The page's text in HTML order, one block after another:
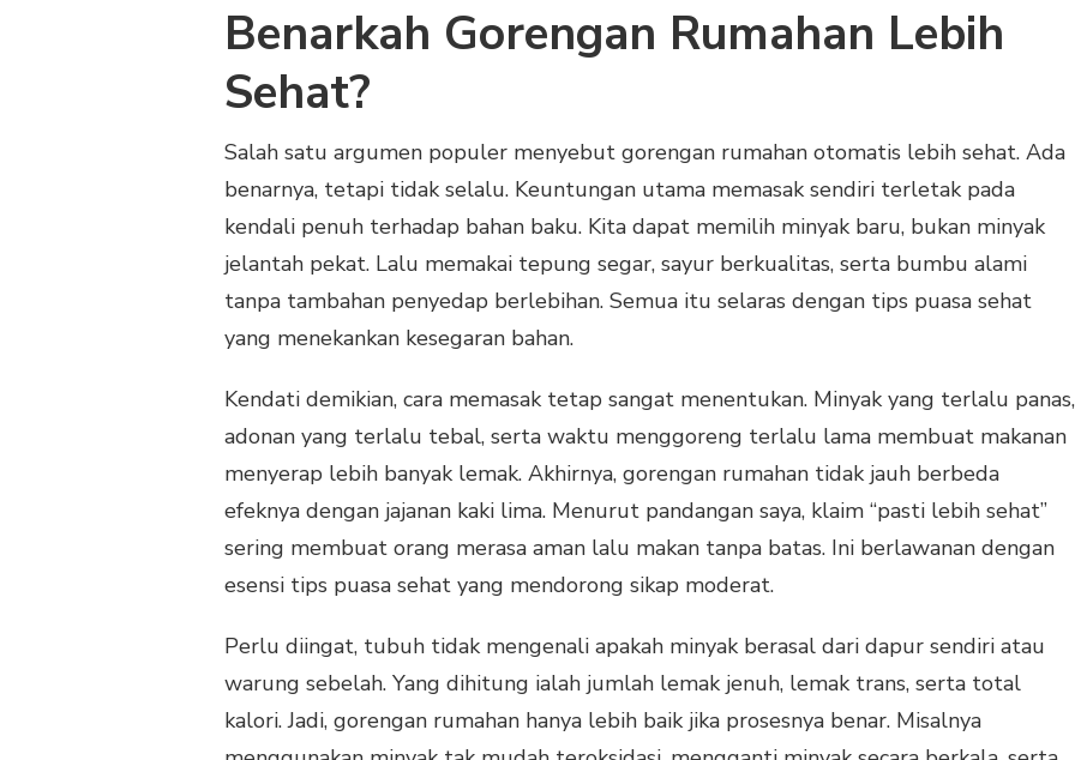
Benarkah Gorengan Rumahan Lebih
Sehat?
Salah satu argumen populer menyebut gorengan rumahan otomatis lebih sehat. Ada
benarnya, tetapi tidak selalu. Keuntungan utama memasak sendiri terletak pada
kendali penuh terhadap bahan baku. Kita dapat memilih minyak baru, bukan minyak
jelantah pekat. Lalu memakai tepung segar, sayur berkualitas, serta bumbu alami
tanpa tambahan penyedap berlebihan. Semua itu selaras dengan tips puasa sehat
yang menekankan kesegaran bahan.
Kendati demikian, cara memasak tetap sangat menentukan. Minyak yang terlalu panas,
adonan yang terlalu tebal, serta waktu menggoreng terlalu lama membuat makanan
menyerap lebih banyak lemak. Akhirnya, gorengan rumahan tidak jauh berbeda
efeknya dengan jajanan kaki lima. Menurut pandangan saya, klaim “pasti lebih sehat”
sering membuat orang merasa aman lalu makan tanpa batas. Ini berlawanan dengan
esensi tips puasa sehat yang mendorong sikap moderat.
Perlu diingat, tubuh tidak mengenali apakah minyak berasal dari dapur sendiri atau
warung sebelah. Yang dihitung ialah jumlah lemak jenuh, lemak trans, serta total
kalori. Jadi, gorengan rumahan hanya lebih baik jika prosesnya benar. Misalnya